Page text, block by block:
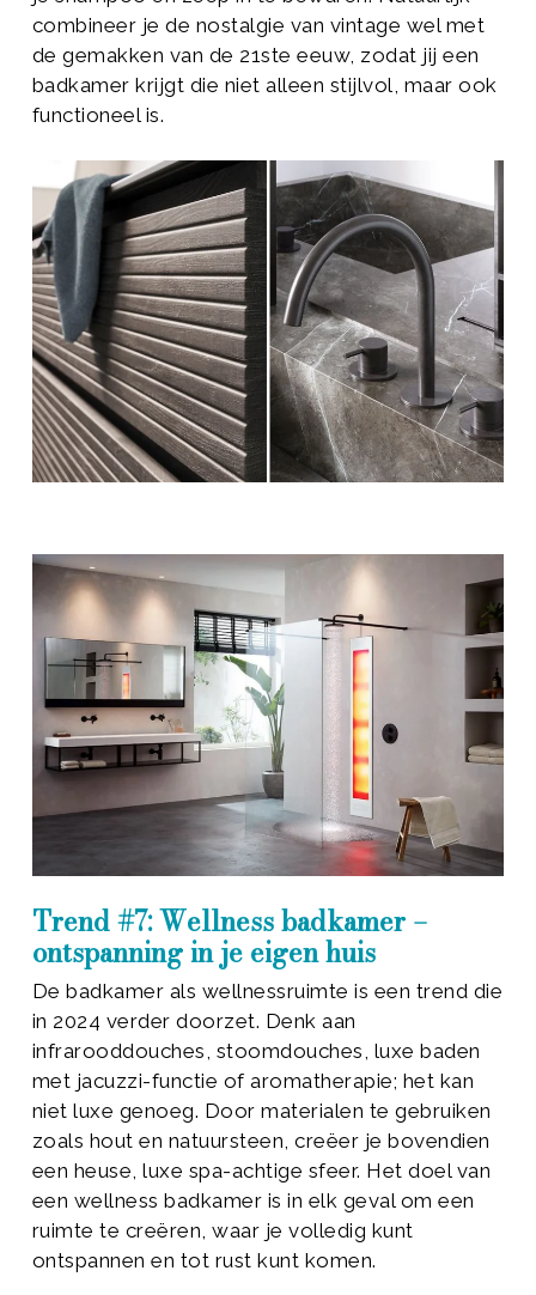
combineer je de nostalgie van vintage wel met
de gemakken van de 21ste eeuw, zodat jij een
badkamer krijgt die niet alleen stijlvol, maar ook
functioneel is.
Trend #7: Wellness badkamer –
ontspanning in je eigen huis
De badkamer als wellnessruimte is een trend die
in 2024 verder doorzet. Denk aan
infrarooddouches, stoomdouches, luxe baden
met jacuzzi-functie of aromatherapie; het kan
niet luxe genoeg. Door materialen te gebruiken
zoals hout en natuursteen, creëer je bovendien
een heuse, luxe spa-achtige sfeer. Het doel van
een wellness badkamer is in elk geval om een
ruimte te creëren, waar je volledig kunt
ontspannen en tot rust kunt komen.